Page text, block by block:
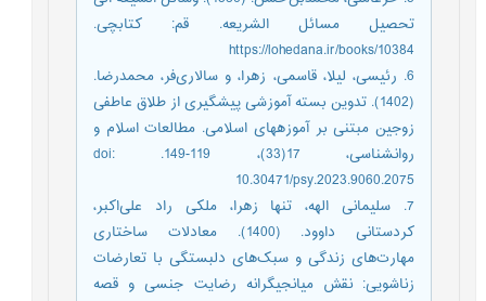
تحصیل مسائل الشریعه. قم: کتابچی.
https://lohedana.ir/books/10384
6. رئیسی، لیلا، قاسمی، زهرا، و سالاری‌فر، محمدرضا.
(1402). تدوین بسته آموزشی پیشگیری از طلاق عاطفی
زوجین مبتنی بر آموزه‎های اسلامی. مطالعات اسلام و
روانشناسی، 17(33)، 119-149. doi:
10.30471/psy.2023.9060.2075
7. سلیمانی الهه، تنها زهرا، ملکی راد علی‌اکبر،
کردستانی داوود. (1400). معادلات ساختاری
مهارت‌های زندگی و سبک‌های دلبستگی با تعارضات
زناشویی: نقش میانجیگرانه رضایت جنسی و قصه